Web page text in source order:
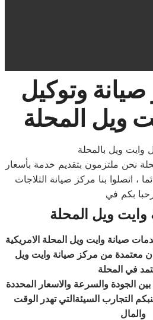
وتوكيل
ويل المحلة
وايت ويل بالمحلة
نحن ملتزمون بتقديم خدمة بأسعار
، اتصلوا بنا مركز صيانة ‏الثلاجات
بكم في
وايت ويل المحلة
صيانة وايت ويل المحلة الامريكية
معتمدة من مركز صيانة وايت ويل
في المحلة
الجودة والسرعة والاسعار المحددة
التجارب السيئةالتي تهدر الوقت
والمال